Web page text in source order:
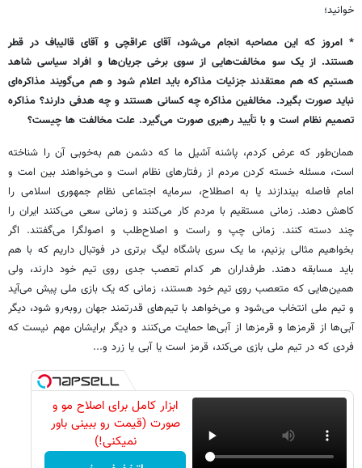
خوانید؛
* امروز که این مصاحبه انجام می‌شود، آقای عراقچی و آقای قالیباف در قطر
هستند. از یک سو مخالفت‌هایی از سوی برخی جریان‌ها و افراد سیاسی شاهد
هستیم که هم معتقدند جزئیات مذاکره باید اعلام شود و هم می‌گویند مذاکره‌ای
نباید صورت بگیرد. مخالفین مذاکره چه کسانی هستند و چه هدفی دارند؟ مذاکره
تصمیم نظام است و با تأیید رهبری صورت می‌گیرد. علت مخالفت ها چیست؟
همان‌طور که عرض کردم، پاشنه آشیل ما که دشمن هم به‌خوبی آن را شناخته
است، مسئله خسته کردن مردم از رفتارهای نظام است و می‌خواهند بین امت و
امام فاصله بیندازند یا به اصطلاح، سرمایه اجتماعی نظام جمهوری اسلامی را
کاهش دهند. زمانی مستقیم با مردم کار می‌کنند و زمانی سعی می‌کنند ایران را
چند دسته کنند. زمانی چپ و راست و اصلاح‌طلب و اصولگرا می‌گفتند. اگر
بخواهیم مثالی بزنیم، ما یک سری باشگاه لیگ برتری در فوتبال داریم که با هم
باید مسابقه دهند. طرفداران هر کدام تعصب جدی روی تیم خود دارند، ولی
همین‌هایی که متعصب روی تیم خود هستند، زمانی که یک بازی ملی پیش می‌آید
و تیم ملی انتخاب می‌شود و می‌خواهد با تیم‌های قدرتمند جهان روبه‌رو شود، دیگر
آبی‌ها از قرمزها و قرمزها از آبی‌ها حمایت می‌کنند و دیگر برایشان مهم نیست که
فردی که در تیم ملی بازی می‌کند، قرمز است یا آبی یا زرد و...
ابزار کامل برای اصلاح مو و
صورت (قیمت رو ببینی باور
نمیکنی!)